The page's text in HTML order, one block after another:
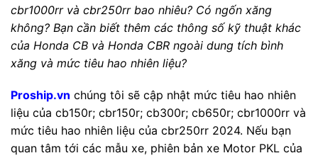
cbr1000rr và cbr250rr bao nhiêu? Có ngốn xăng
không? Bạn cần biết thêm các thông số kỹ thuật khác
của Honda CB và Honda CBR ngoài dung tích bình
xăng và mức tiêu hao nhiên liệu?
Proship.vn chúng tôi sẽ cập nhật mức tiêu hao nhiên
liệu của cb150r; cbr150r; cb300r; cb650r; cbr1000rr và
mức tiêu hao nhiên liệu của cbr250rr 2024. Nếu bạn
quan tâm tới các mẫu xe, phiên bản xe Motor PKL của